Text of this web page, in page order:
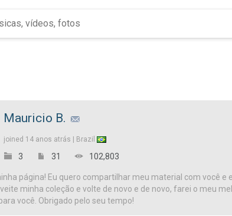
Mauricio B.
joined 14 anos atrás | Brazil
3 31 102,803
página! Eu quero compartilhar meu material com você e
minha coleção e volte de novo e de novo, farei o meu
você. Obrigado pelo seu tempo!